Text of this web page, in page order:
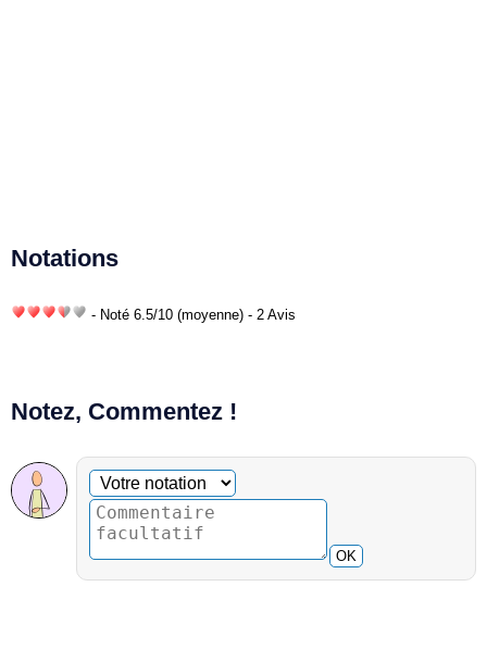
Notations
- Noté 6.5/10 (moyenne) - 2 Avis
Notez, Commentez !
Commentaire facultatif
Votre notation
OK